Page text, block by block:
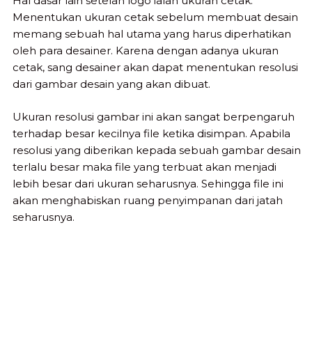
Menentukan ukuran cetak sebelum membuat desain
memang sebuah hal utama yang harus diperhatikan
oleh para desainer. Karena dengan adanya ukuran
cetak, sang desainer akan dapat menentukan resolusi
dari gambar desain yang akan dibuat.
Ukuran resolusi gambar ini akan sangat berpengaruh
terhadap besar kecilnya file ketika disimpan. Apabila
resolusi yang diberikan kepada sebuah gambar desain
terlalu besar maka file yang terbuat akan menjadi
lebih besar dari ukuran seharusnya. Sehingga file ini
akan menghabiskan ruang penyimpanan dari jatah
seharusnya.